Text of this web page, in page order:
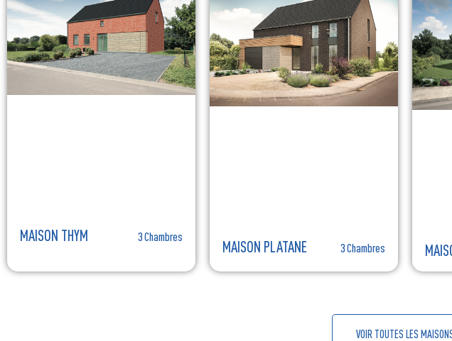
MAISON THYM 3 Chambres
MAISON PLATANE 3 Chambres
VOIR TOUTES LES